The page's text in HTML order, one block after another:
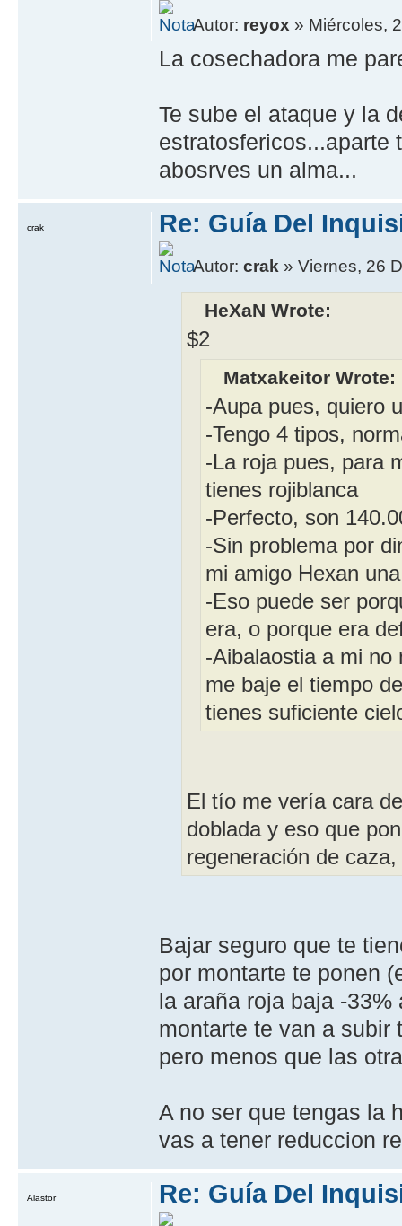
Autor: reyox » Miércoles,
La cosechadora me
Te sube el ataque y la
estratosfericos...aparte
abosrves un alma...
Re: Guía Del
Autor:crak » Viernes, 26
HeXaN Wrote:
$2
Matxakeitor Wrote:
-Aupa pues, quiero
-Tengo 4 tipos,
-La roja pues, para
tienes rojiblanca
-Perfecto, son
-Sin problema por
mi amigo Hexan
-Eso puede ser
era, o porque era
-Aibalaostia a mi
me baje el tiempo
tienes suficiente
El tío me vería cara
doblada y eso que
regeneración de
Bajar seguro que te
por montarte te ponen
la araña roja baja -
montarte te van a
pero menos que las
A no ser que tengas la
vas a tener reduccion
crak
Re: Guía Del
Alastor